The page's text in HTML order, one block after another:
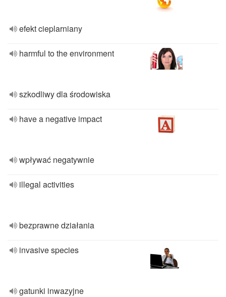
efekt cieplarniany
harmful to the environment
szkodliwy dla środowiska
have a negative impact
wpływać negatywnie
illegal activities
bezprawne działania
invasive species
gatunki inwazyjne